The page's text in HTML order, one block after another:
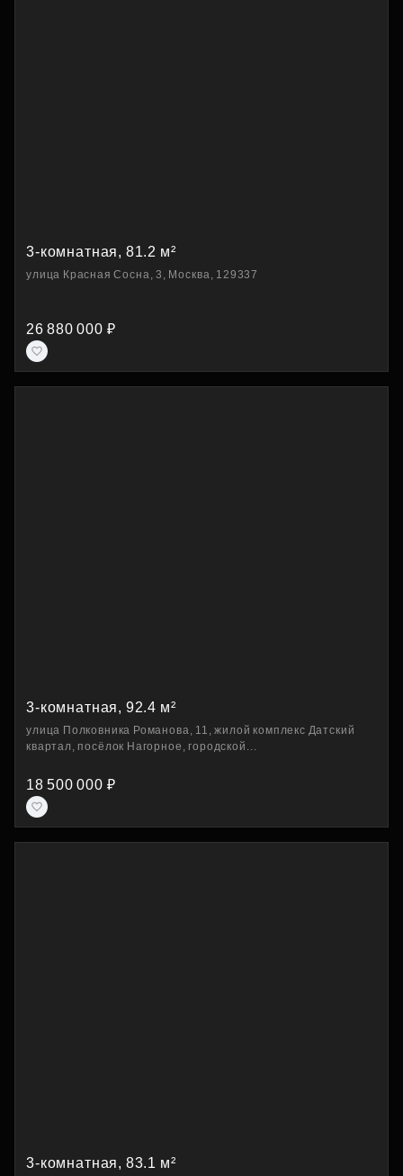
3-комнатная, 81.2 м²
улица Красная Сосна, 3, Москва, 129337
26 880 000 ₽
3-комнатная, 92.4 м²
улица Полковника Романова, 11, жилой комплекс Датский
квартал, посёлок Нагорное, городской...
18 500 000 ₽
3-комнатная, 83.1 м²